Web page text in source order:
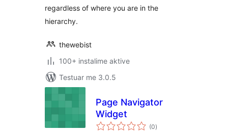
regardless of where you are in the
hierarchy.
thewebist
100+ instalime aktive
Testuar me 3.0.5
Page Navigator
Widget
(0vlerësime
gjithsej
)